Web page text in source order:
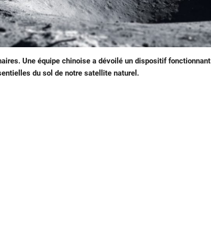
Une équipe chinoise a dévoilé un dispositif fonctionnant
du sol de notre satellite naturel.